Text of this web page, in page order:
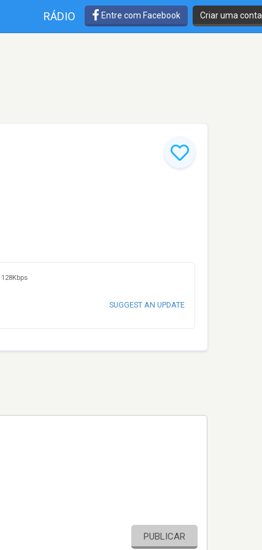
RÁDIO Entre com Facebook Criar uma conta
128Kbps
SUGGEST AN UPDATE
PUBLICAR